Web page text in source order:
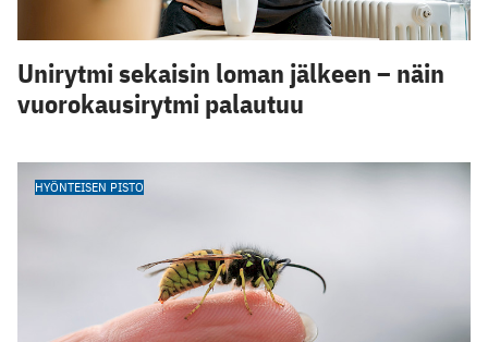
Unirytmi sekaisin loman jälkeen – näin
vuorokausirytmi palautuu
HYÖNTEISEN PISTO